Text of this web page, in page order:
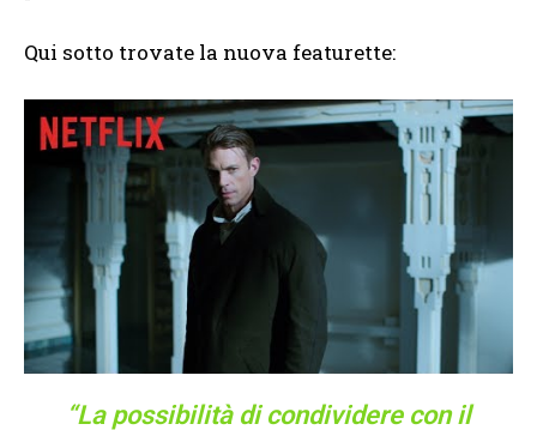
Qui sotto trovate la nuova featurette:
“La possibilità di condividere con il